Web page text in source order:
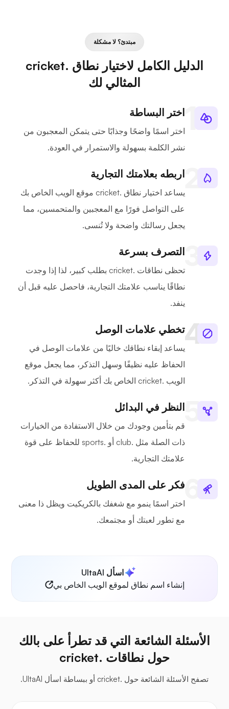
مبتدئ؟ لا مشكلة
الدليل الكامل لاختيار نطاق .cricket
المثالي لك
اختر البساطة
اختر اسمًا واضحًا وجذابًا حتى يتمكن المعجبون من
نشر الكلمة بسهولة والاستمرار في العودة.
اربطه بعلامتك التجارية
يساعد اختيار نطاق .cricket موقع الويب الخاص بك
على التواصل فورًا مع المعجبين والمتحمسين، مما
يجعل رسالتك واضحة ولا تُنسى.
التصرف بسرعة
تحظى نطاقات .cricket بطلب كبير، لذا إذا وجدت
نطاقًا يناسب علامتك التجارية، فاحصل عليه قبل أن
ينفد.
تخطي علامات الوصل
يساعد إبقاء نطاقك خاليًا من علامات الوصل في
الحفاظ عليه نظيفًا وسهل التذكر، مما يجعل موقع
الويب .cricket الخاص بك أكثر سهولة في التذكر.
النظر في البدائل
قم بتأمين وجودك من خلال الاستفادة من الخيارات
ذات الصلة مثل .club أو .sports للحفاظ على قوة
علامتك التجارية.
فكر على المدى الطويل
اختر اسمًا ينمو مع شغفك بالكريكيت ويظل ذا معنى
مع تطور لعبتك أو مجتمعك.
اسأل UltaAI
إنشاء اسم نطاق لموقع الويب الخاص بي
الأسئلة الشائعة التي قد تطرأ على بالك
حول نطاقات .cricket
تصفح الأسئلة الشائعة حول .cricket أو ببساطة اسأل UltaAI.